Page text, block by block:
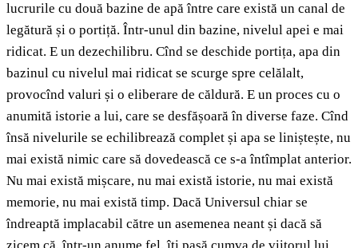
lucrurile cu două bazine de apă între care există un canal de
legătură și o portiță. Într-unul din bazine, nivelul apei e mai
ridicat. E un dezechilibru. Cînd se deschide portița, apa din
bazinul cu nivelul mai ridicat se scurge spre celălalt,
provocînd valuri și o eliberare de căldură. E un proces cu o
anumită istorie a lui, care se desfășoară în diverse faze. Cînd
însă nivelurile se echilibrează complet și apa se liniștește, nu
mai există nimic care să dovedească ce s-a întîmplat anterior.
Nu mai există mișcare, nu mai există istorie, nu mai există
memorie, nu mai există timp. Dacă Universul chiar se
îndreaptă implacabil către un asemenea neant și dacă să